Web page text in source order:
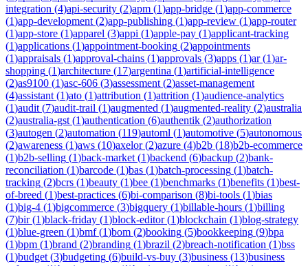
integration (4)api-security (2)apm (1)app-bridge (1)app-commerce
(1)app-development (2)app-publishing (1)app-review (1)app-router
(1)app-store (1)apparel (3)appi (1)apple-pay (1)applicant-tracking
(1)applications (1)appointment-booking (2)appointments
(1)appraisals (1)approval-chains (1)approvals (3)apps (1)ar(1)ar-
shopping (1)architecture (17)argentina (1)artificial-intelligence
(2)as9100 (1)asc-606 (3)assessment (2)asset-management
(4)assistant (1)ato (1)attribution (1)attrition (1)audience-analytics
(1)audit (7)audit-trail (1)augmented (1)augmented-reality (2)australia
(2)australia-gst (1)authentication (6)authentik (2)authorization
(3)autogen (2)automation (119)automl (1)automotive (5)autonomous
(2)awareness (1)aws (10)axelor(2)azure (4)b2b (18)b2b-ecommerce
(1)b2b-selling (1)back-market (1)backend (6)backup (2)bank-
reconciliation (1)barcode (1)bas (1)batch-processing (1)batch-
tracking (2)bcrs (1)beauty (1)bee (1)benchmarks (1)benefits (1)best-
of-breed (1)best-practices (6)bi-comparison (8)bi-tools (1)bias
(1)big-4 (1)bigcommerce (3)bigquery (1)billable-hours (1)billing
(7)bir(1)black-friday (1)block-editor(1)blockchain (1)blog-strategy
(1)blue-green (1)bmf(1)bom (2)booking (5)bookkeeping (9)bpa
(1)bpm (1)brand (2)branding (1)brazil (2)breach-notification (1)bss
(1)budget (3)budgeting (6)build-vs-buy (3)business (13)business